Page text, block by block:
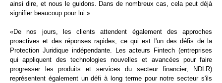
ainsi dire, et nous le guidons. Dans de nombreux cas, cela peut déjà
signifier beaucoup pour lui.»
«De nos jours, les clients attendent également des approches
proactives et des réponses rapides, ce qui est l'un des défis de la
Protection Juridique indépendante. Les acteurs Fintech (entreprises
qui appliquent des technologies nouvelles et avancées pour faire
progresser les produits et services du secteur financier, NDLR)
représentent également un défi à long terme pour notre secteur s'ils